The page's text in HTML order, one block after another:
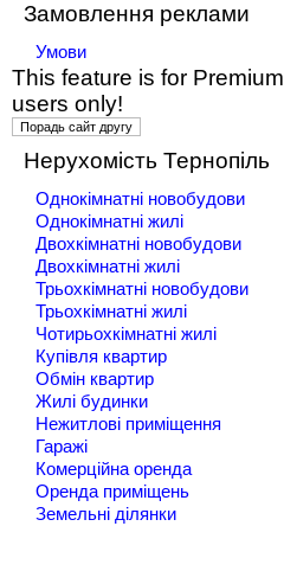
Замовлення реклами
Умови
This feature is for Premium
users only!
Нерухомість Тернопіль
Однокімнатні новобудови
Однокімнатні жилі
Двохкімнатні новобудови
Двохкімнатні жилі
Трьохкімнатні новобудови
Трьохкімнатні жилі
Чотирьохкімнатні жилі
Купівля квартир
Обмін квартир
Жилі будинки
Нежитлові приміщення
Гаражі
Комерційна оренда
Оренда приміщень
Земельні ділянки